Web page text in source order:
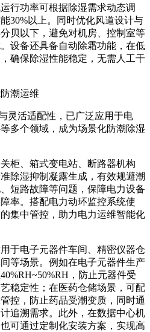
行功率可根据除湿需求动态调
30%以上。同时优化风道设计与
贝以下，避免对机房、控制室等
设备还具备自动除霜功能，在低
确保除湿性能稳定，无需人工干
潮运维
灵活适配性，已广泛应用于电
多个领域，成为场景化防潮除湿
柜、箱式变电站、断路器机构
除湿抑制凝露生成，有效规避潮
短路故障等问题，保障电力设备
率。搭配电力动环监控系统使
集中管控，助力电力运维智能化
于电子元器件车间、精密仪器仓
等场景。例如在电子元器件生产
，防止元器件受
稳定性；在医药仓储场景，可配
控，防止药品受潮变质，同时通
追溯需求。此外，在数据中心机
可通过定制化安装方案，实现高